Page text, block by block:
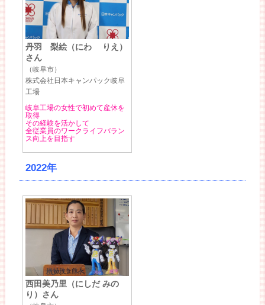
丹羽 梨絵（にわ りえ）
さん
（岐阜市）
株式会社日本キャンパック岐阜
工場
岐阜工場の女性で初めて産休を
取得
その経験を活かして
全従業員のワークライフバラン
ス向上を目指す
2022年
西田美乃里（にしだ みの
り）さん